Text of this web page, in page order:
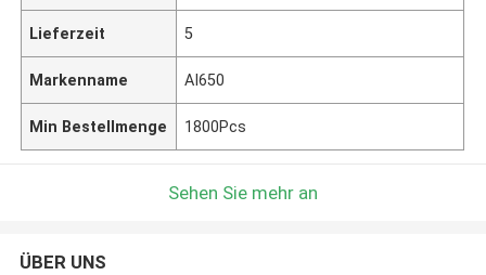
Lieferzeit 5
Markenname AI650
Min Bestellmenge 1800Pcs
Sehen Sie mehr an
ÜBER UNS